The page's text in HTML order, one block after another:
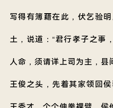
写得有簿藉在此，伏乞验
土，说道：“君行孝子之事
人命，须请详上司为主，县
王俊之头，先着其家领回